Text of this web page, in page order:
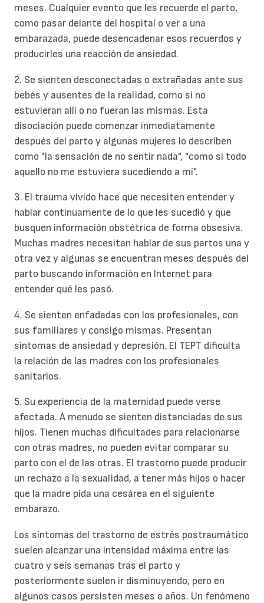
meses. Cualquier evento que les recuerde el parto,
como pasar delante del hospital o ver a una
embarazada, puede desencadenar esos recuerdos y
producirles una reacción de ansiedad.
2. Se sienten desconectadas o extrañadas ante sus
bebés y ausentes de la realidad, como si no
estuvieran allí o no fueran las mismas. Esta
disociación puede comenzar inmediatamente
después del parto y algunas mujeres lo describen
como "la sensación de no sentir nada", "como si todo
aquello no me estuviera sucediendo a mí".
3. El trauma vivido hace que necesiten entender y
hablar continuamente de lo que les sucedió y que
busquen información obstétrica de forma obsesiva.
Muchas madres necesitan hablar de sus partos una y
otra vez y algunas se encuentran meses después del
parto buscando información en Internet para
entender qué les pasó.
4. Se sienten enfadadas con los profesionales, con
sus familiares y consigo mismas. Presentan
síntomas de ansiedad y depresión. El TEPT dificulta
la relación de las madres con los profesionales
sanitarios.
5. Su experiencia de la maternidad puede verse
afectada. A menudo se sienten distanciadas de sus
hijos. Tienen muchas dificultades para relacionarse
con otras madres, no pueden evitar comparar su
parto con el de las otras. El trastorno puede producir
un rechazo a la sexualidad, a tener más hijos o hacer
que la madre pida una cesárea en el siguiente
embarazo.
Los síntomas del trastorno de estrés postraumático
suelen alcanzar una intensidad máxima entre las
cuatro y seis semanas tras el parto y
posteriormente suelen ir disminuyendo, pero en
algunos casos persisten meses o años. Un fenómeno